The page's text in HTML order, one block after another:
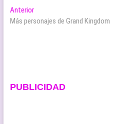
Navegación
de
AnteriorEntrada
anterior:
Más personajes de Grand Kingdom
PUBLICIDAD